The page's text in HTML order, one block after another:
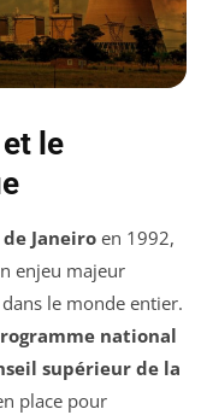
le
Janeiro en 1992,
enjeu majeur
dans le monde entier.
national
supérieur de la
place pour